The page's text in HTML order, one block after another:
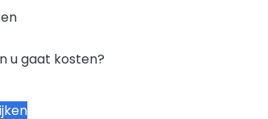
u gaat kosten?